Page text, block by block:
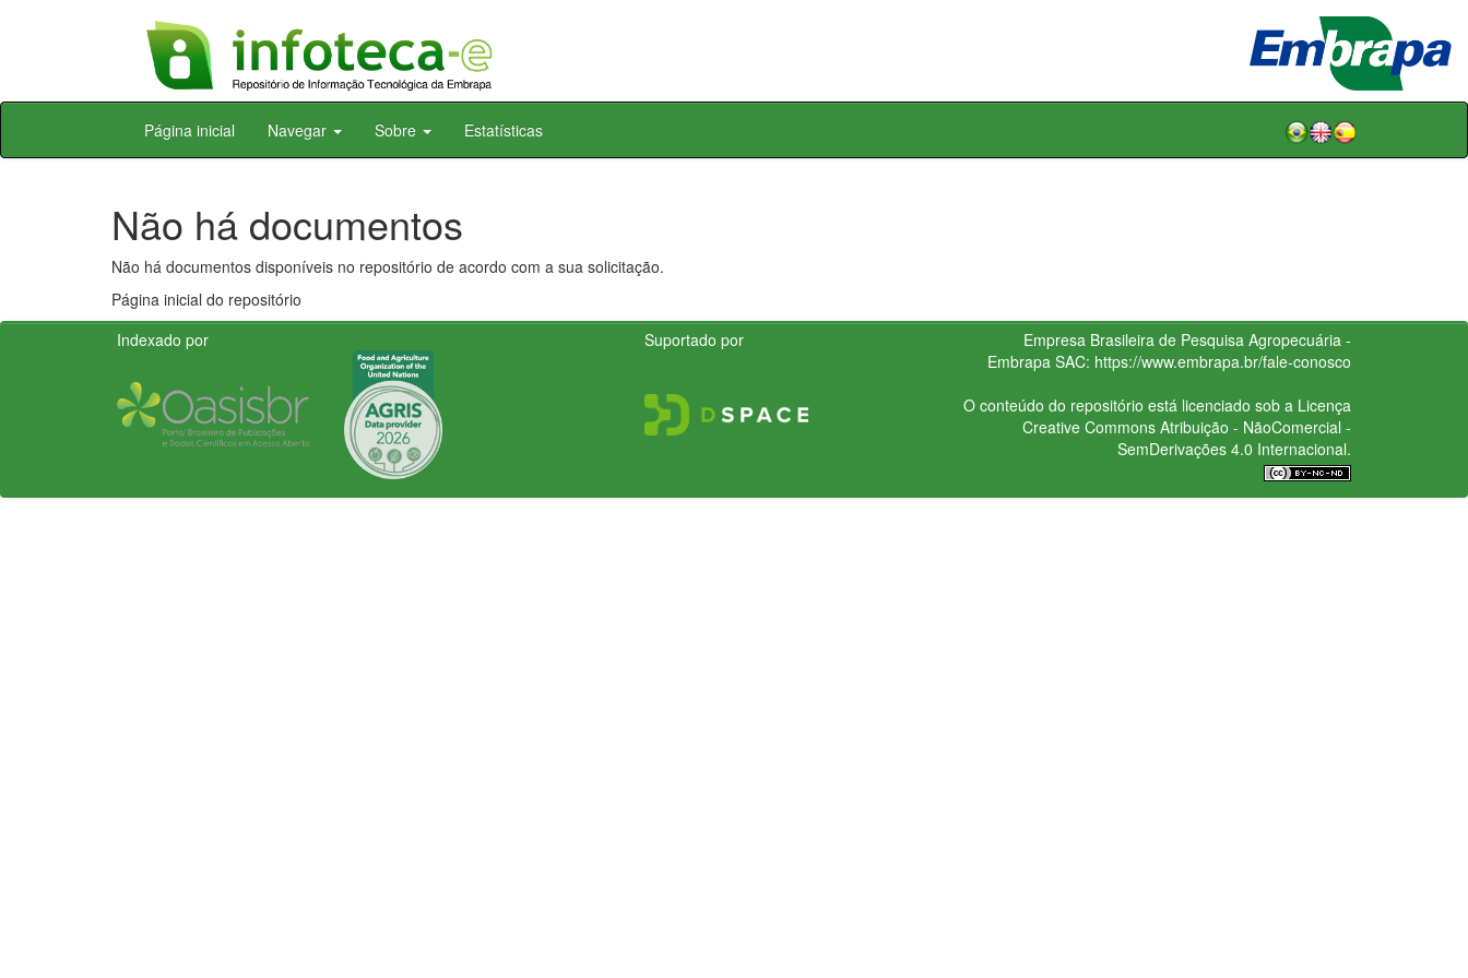
Skip
Página inicial Navegar Sobre Estatísticas
Não há documentos
Não há documentos disponíveis no repositório de acordo com a sua solicitação.
Página inicial do repositório
Indexado por
Suportado por
Empresa Brasileira de Pesquisa Agropecuária -
Embrapa SAC: https://www.embrapa.br/fale-conosco
O conteúdo do repositório está licenciado sob a Licença
Creative CommonsAtribuição - NãoComercial -
SemDerivações 4.0 Internacional.